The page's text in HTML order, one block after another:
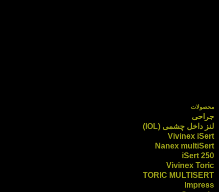
محصولات
جراحی
لنز داخل چشمی (IOL)
Vivinex iSert
Nanex multiSert
iSert 250
Vivinex Toric
TORIC MULTISERT
Impress